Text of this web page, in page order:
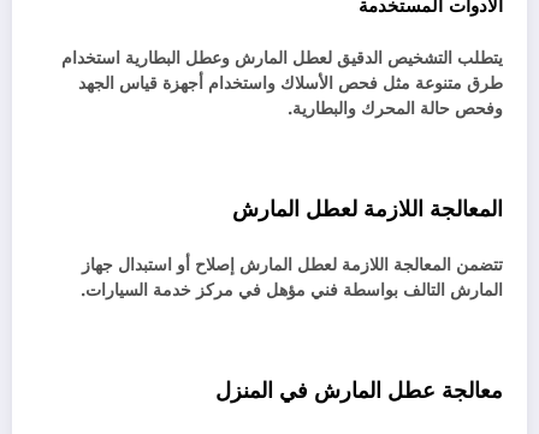
الأدوات المستخدمة
يتطلب التشخيص الدقيق لعطل المارش وعطل البطارية استخدام
طرق متنوعة مثل فحص الأسلاك واستخدام أجهزة قياس الجهد
وفحص حالة المحرك والبطارية.
المعالجة اللازمة لعطل المارش
تتضمن المعالجة اللازمة لعطل المارش إصلاح أو استبدال جهاز
المارش التالف بواسطة فني مؤهل في مركز خدمة السيارات.
معالجة عطل المارش في المنزل